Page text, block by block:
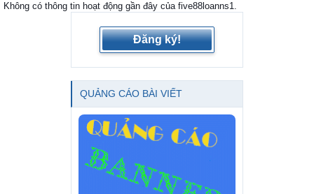
Không có thông tin hoạt động gần đây của five88loanns1.
Đăng ký!
QUẢNG CÁO BÀI VIẾT